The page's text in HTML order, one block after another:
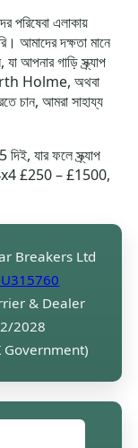
এলাকায়
আমাদের দক্ষতা মানে
আপনার গাড়ি স্ক্র্যাপ
Holme, অথবা
চান, আমরা সাহায্য
যার ফলে স্ক্র্যাপ
4x4 £250 – £1500,
Breakers Ltd
& Dealer
2028
Government)